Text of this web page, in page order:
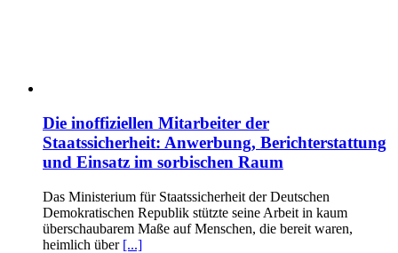
Die inoffiziellen Mitarbeiter der
Staatssicherheit: Anwerbung, Berichterstattung
und Einsatz im sorbischen Raum
Das Ministerium für Staatssicherheit der Deutschen
Demokratischen Republik stützte seine Arbeit in kaum
überschaubarem Maße auf Menschen, die bereit waren,
heimlich über [...]